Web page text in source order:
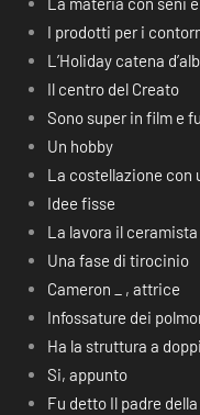
I prodotti per i
L’Holiday catena
Il centro del Creato
Sono super in film e
Un hobby
La costellazione con
Idee fisse
La lavora il ceramista
Una fase di tirocinio
Cameron _ , attrice
Infossature dei
Ha la struttura a
Si, appunto
Fu detto Il padre